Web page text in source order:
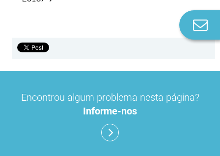
Encontrou algum problema nesta página?
Informe-nos